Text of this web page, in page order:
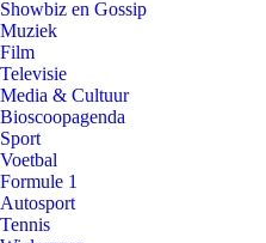
Showbiz en Gossip
Muziek
Film
Televisie
Media & Cultuur
Bioscoopagenda
Sport
Voetbal
Formule 1
Autosport
Tennis